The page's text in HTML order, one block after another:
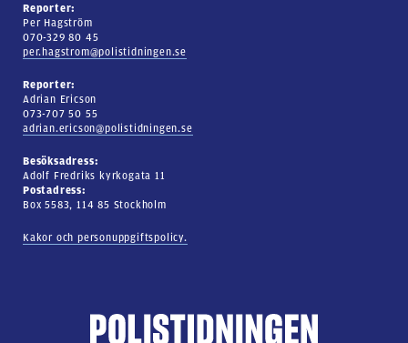
Reporter:
Per Hagström
070-329 80 45
per.hagstrom@polistidningen.se
Reporter:
Adrian Ericson
073-707 50 55
adrian.ericson@polistidningen.se
Besöksadress:
Adolf Fredriks kyrkogata 11
Postadress:
Box 5583, 114 85 Stockholm
Kakor och personuppgiftspolicy.